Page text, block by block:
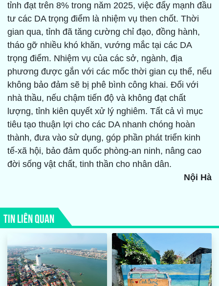
tỉnh đạt trên 8% trong năm 2025, việc đẩy mạnh đầu
tư các DA trọng điểm là nhiệm vụ then chốt. Thời
gian qua, tỉnh đã tăng cường chỉ đạo, đồng hành,
tháo gỡ nhiều khó khăn, vướng mắc tại các DA
trọng điểm. Nhiệm vụ của các sở, ngành, địa
phương được gắn với các mốc thời gian cụ thể, nếu
không bảo đảm sẽ bị phê bình công khai. Đối với
nhà thầu, nếu chậm tiến độ và không đạt chất
lượng, tỉnh kiên quyết xử lý nghiêm. Tất cả vì mục
tiêu tạo thuận lợi cho các DA nhanh chóng hoàn
thành, đưa vào sử dụng, góp phần phát triển kinh
tế-xã hội, bảo đảm quốc phòng-an ninh, nâng cao
đời sống vật chất, tinh thần cho nhân dân.
Nội Hà
TIN LIÊN QUAN